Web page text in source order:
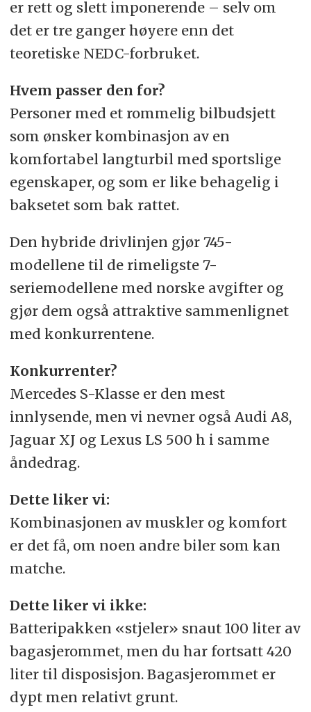
er rett og slett imponerende – selv om
det er tre ganger høyere enn det
teoretiske NEDC-forbruket.
Hvem passer den for?
Personer med et rommelig bilbudsjett
som ønsker kombinasjon av en
komfortabel langturbil med sportslige
egenskaper, og som er like behagelig i
baksetet som bak rattet.
Den hybride drivlinjen gjør 745-
modellene til de rimeligste 7-
seriemodellene med norske avgifter og
gjør dem også attraktive sammenlignet
med konkurrentene.
Konkurrenter?
Mercedes S-Klasse er den mest
innlysende, men vi nevner også Audi A8,
Jaguar XJ og Lexus LS 500 h i samme
åndedrag.
Dette liker vi:
Kombinasjonen av muskler og komfort
er det få, om noen andre biler som kan
matche.
Dette liker vi ikke:
Batteripakken «stjeler» snaut 100 liter av
bagasjerommet, men du har fortsatt 420
liter til disposisjon. Bagasjerommet er
dypt men relativt grunt.